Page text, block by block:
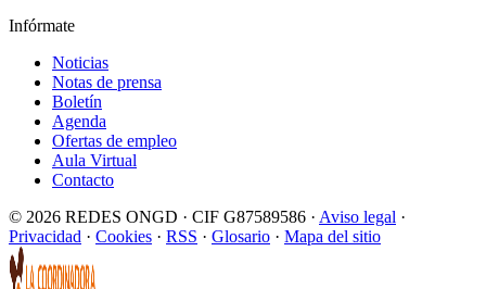
Infórmate
Noticias
Notas de prensa
Boletín
Agenda
Ofertas de empleo
Aula Virtual
Contacto
© 2026 REDES ONGD · CIF G87589586 · Aviso legal ·
Privacidad · Cookies · RSS · Glosario · Mapa del sitio